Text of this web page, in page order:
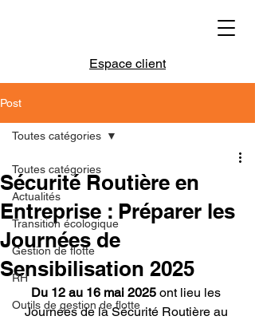
Espace client
Post
Toutes catégories
Actualités
Transition écologique
Gestion de flotte
RH
Outils de gestion de flotte
Toutes catégories
Sécurité Routière en
Entreprise : Préparer les
Journées de
Sensibilisation 2025
Du 12 au 16 mai 2025 ont lieu les
Journées de la Sécurité Routière au